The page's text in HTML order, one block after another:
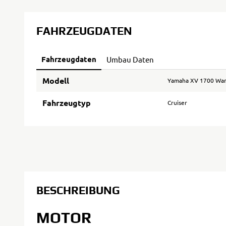
FAHRZEUGDATEN
Fahrzeugdaten Umbau Daten
Modell Yamaha XV 1700
Fahrzeugtyp Cruiser
BESCHREIBUNG
MOTOR